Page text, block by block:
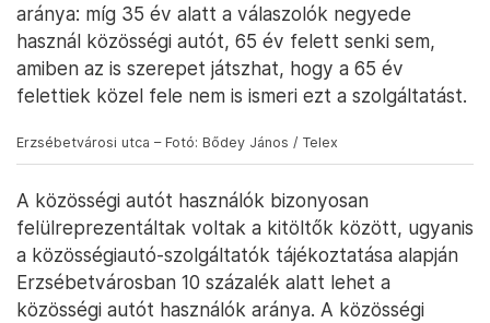
aránya: míg 35 év alatt a válaszolók negyede
használ közösségi autót, 65 év felett senki sem,
amiben az is szerepet játszhat, hogy a 65 év
felettiek közel fele nem is ismeri ezt a szolgáltatást.
Erzsébetvárosi utca – Fotó: Bődey János / Telex
A közösségi autót használók bizonyosan
felülreprezentáltak voltak a kitöltők között, ugyanis
a közösségiautó-szolgáltatók tájékoztatása alapján
Erzsébetvárosban 10 százalék alatt lehet a
közösségi autót használók aránya. A közösségi